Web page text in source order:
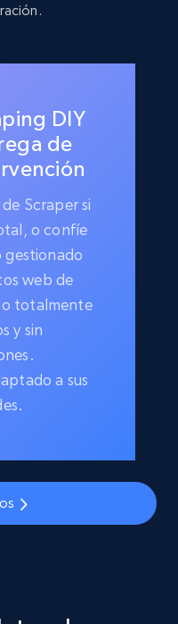
DIY
de
Scraper si
o confíe
gestionado
web de
totalmente
y sin
a sus